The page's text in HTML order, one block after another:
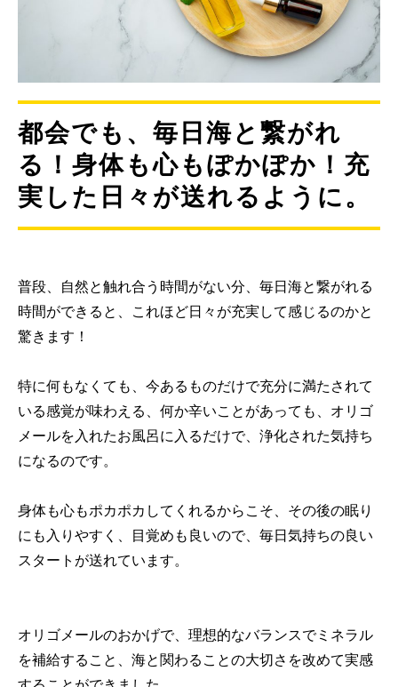
都会でも、毎日海と繋がれ
る！身体も心もぽかぽか！充
実した日々が送れるように。
普段、自然と触れ合う時間がない分、毎日海と繋がれる
時間ができると、これほど日々が充実して感じるのかと
驚きます！
特に何もなくても、今あるものだけで充分に満たされて
いる感覚が味わえる、何か辛いことがあっても、オリゴ
メールを入れたお風呂に入るだけで、浄化された気持ち
になるのです。
身体も心もポカポカしてくれるからこそ、その後の眠り
にも入りやすく、目覚めも良いので、毎日気持ちの良い
スタートが送れています。
オリゴメールのおかげで、理想的なバランスでミネラル
を補給すること、海と関わることの大切さを改めて実感